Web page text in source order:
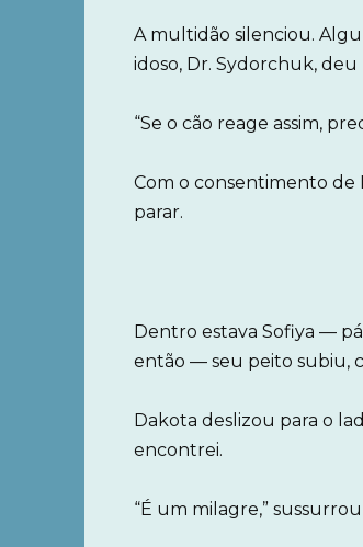
A multidão silenciou.
idoso, Dr. Sydorchuk,
“Se o cão reage assim,
Com o consentimento de
parar.
Dentro estava Sofiya —
então — seu peito subiu,
Dakota deslizou para o
encontrei.
“É um milagre,”